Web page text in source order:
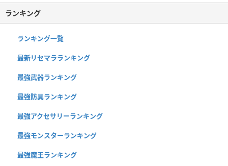
ランキング
ランキング一覧
最新リセマラランキング
最強武器ランキング
最強防具ランキング
最強アクセサリーランキング
最強モンスターランキング
最強魔王ランキング